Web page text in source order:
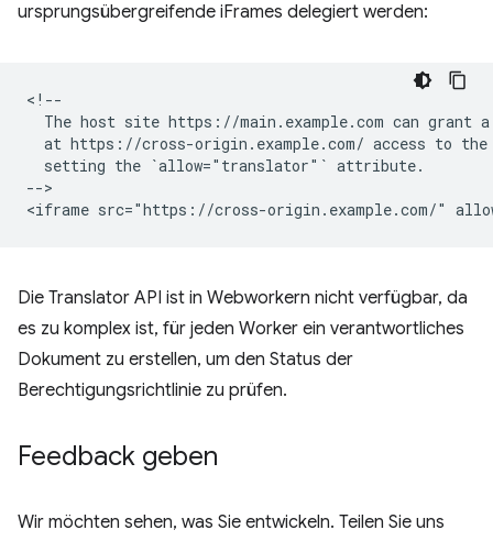
ursprungsübergreifende iFrames delegiert werden:
<!--
The host site https://main.example.com can grant
at https://cross-origin.example.com/ access to
  setting the `allow="translator"` attribute.
-->
Die Translator API ist in Webworkern nicht verfügbar, da
es zu komplex ist, für jeden Worker ein verantwortliches
Dokument zu erstellen, um den Status der
Berechtigungsrichtlinie zu prüfen.
Feedback geben
Wir möchten sehen, was Sie entwickeln. Teilen Sie uns